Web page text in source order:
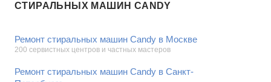
СТИРАЛЬНЫХ МАШИН CANDY
Ремонт стиральных машин Candy в Москве
200 сервистных центров и частных мастеров
Ремонт стиральных машин Candy в Санкт-